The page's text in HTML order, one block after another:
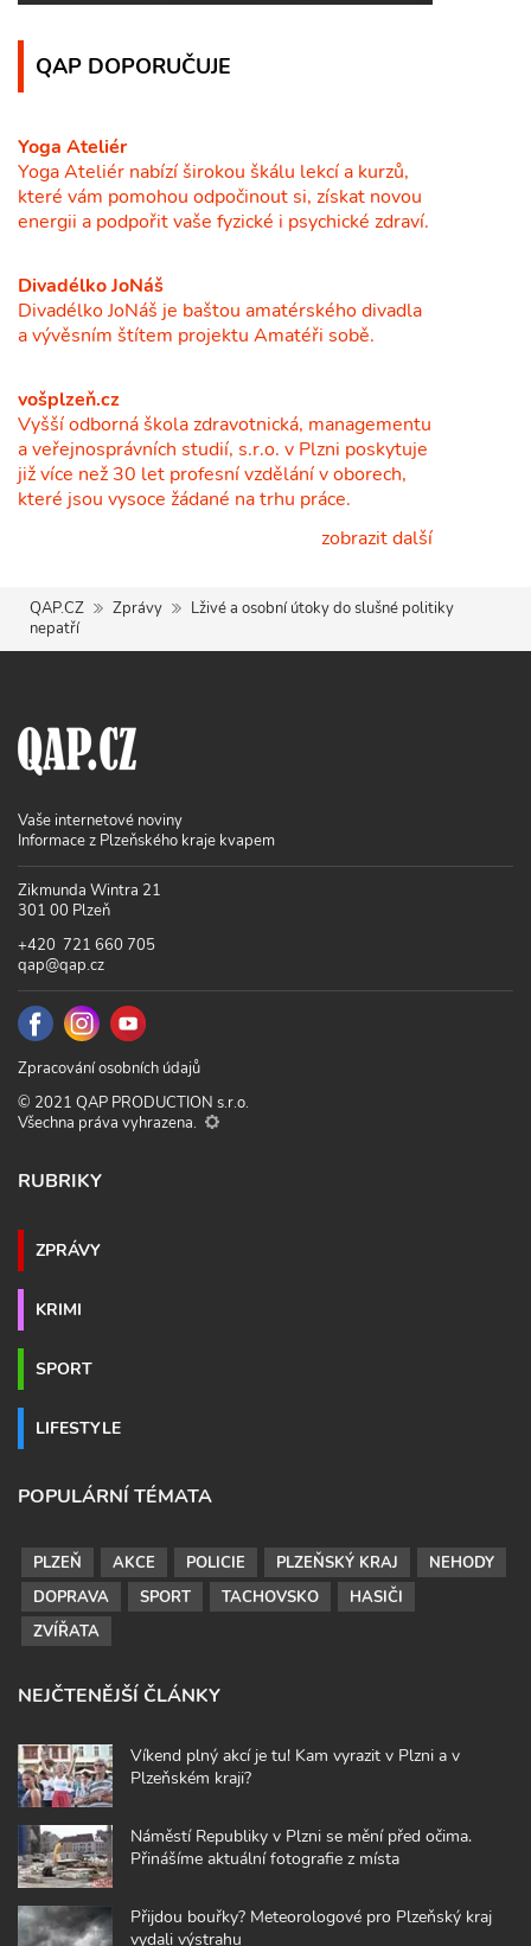
QAP DOPORUČUJE
Yoga Ateliér
Yoga Ateliér nabízí širokou škálu lekcí a kurzů,
které vám pomohou odpočinout si, získat novou
energii a podpořit vaše fyzické i psychické zdraví.
Divadélko JoNáš
Divadélko JoNáš je baštou amatérského divadla
a vývěsním štítem projektu Amatéři sobě.
vošplzeň.cz
Vyšší odborná škola zdravotnická, managementu
a veřejnosprávních studií, s.r.o. v Plzni poskytuje
již více než 30 let profesní vzdělání v oborech,
které jsou vysoce žádané na trhu práce.
zobrazit další
QAP.CZ Zprávy
Lživé a osobní útoky do slušné politiky
nepatří
Vaše internetové noviny
Informace z Plzeňského kraje kvapem
Zikmunda Wintra 21
301 00 Plzeň
+420 721 660 705
qap@qap.cz
Zpracování osobních údajů
© 2021 QAP PRODUCTION s.r.o.
Všechna práva vyhrazena.
RUBRIKY
ZPRÁVY
KRIMI
SPORT
LIFESTYLE
POPULÁRNÍ TÉMATA
PLZEŇ AKCE POLICIE PLZEŇSKÝ KRAJ
NEHODY
DOPRAVA
SPORT TACHOVSKO
HASIČI
ZVÍŘATA
NEJČTENĚJŠÍ ČLÁNKY
Víkend plný akcí je tu! Kam vyrazit v Plzni a v
Plzeňském kraji?
Náměstí Republiky v Plzni se mění před očima.
Přinášíme aktuální fotografie z místa
Přijdou bouřky? Meteorologové pro Plzeňský kraj
vydali výstrahu